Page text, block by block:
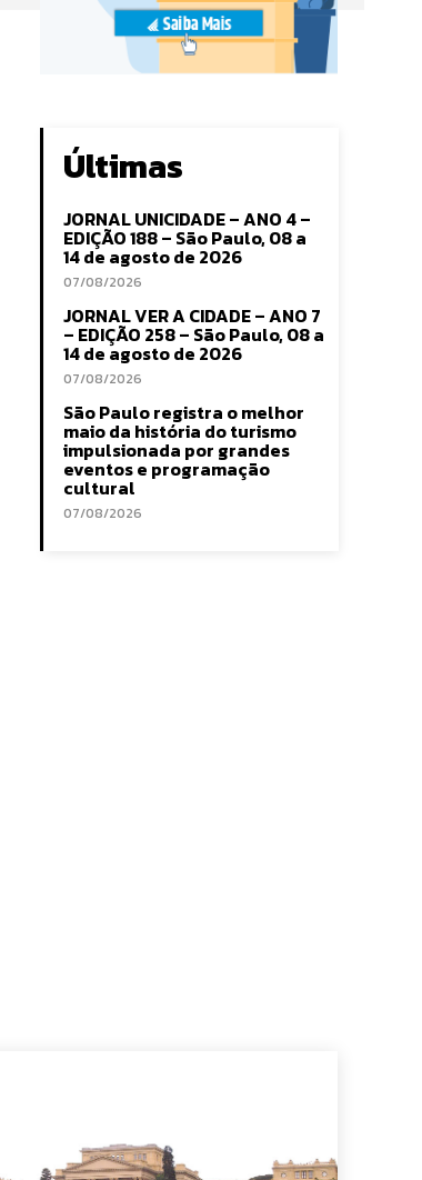
Últimas
JORNAL UNICIDADE – ANO 4 –
EDIÇÃO 188 – São Paulo, 08 a
14 de agosto de 2026
07/08/2026
JORNAL VER A CIDADE – ANO 7
– EDIÇÃO 258 – São Paulo, 08 a
14 de agosto de 2026
07/08/2026
São Paulo registra o melhor
maio da história do turismo
impulsionada por grandes
eventos e programação
cultural
07/08/2026